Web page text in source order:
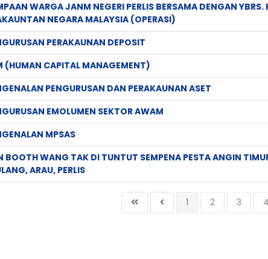
WARGA JANM NEGERI PERLIS BERSAMA DENGAN
NEGARA MALAYSIA (OPERASI)
PERAKAUNAN DEPOSIT
(HUMAN CAPITAL MANAGEMENT)
PENGURUSAN DAN PERAKAUNAN ASET
EMOLUMEN SEKTOR AWAM
MPSAS
BOOTH WANG TAK DI TUNTUT SEMPENA PESTA ANGIN
ARAU, PERLIS
1 2 3 4